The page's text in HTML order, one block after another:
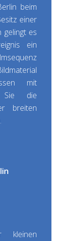
beim
einer
gelingt es
ein
mit
Sie die
breiten